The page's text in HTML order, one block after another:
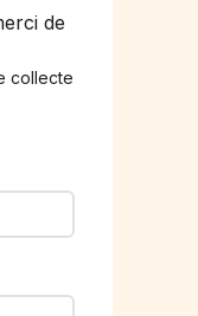
de
collecte